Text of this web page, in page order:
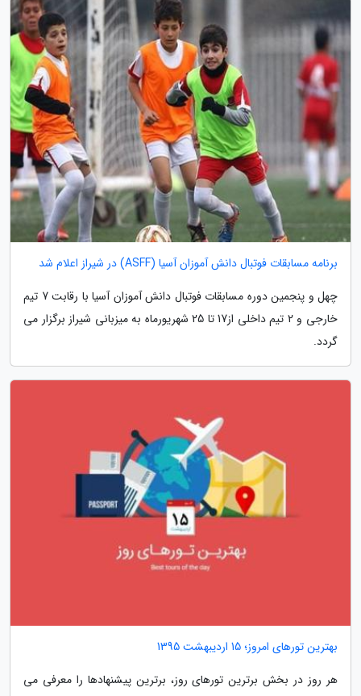
برنامه مسابقات فوتبال دانش آموزان آسیا (ASFF) در شیراز اعلام شد
چهل و پنجمین دوره مسابقات فوتبال دانش آموزان آسیا با رقابت 7 تیم
خارجی و 2 تیم داخلی از17 تا 25 شهریورماه به میزبانی شیراز برگزار می
گردد.
بهترین تورهای امروز؛ 15 اردیبهشت 1395
هر روز در بخش برترین تورهای روز، برترین پیشنهادها را معرفی می